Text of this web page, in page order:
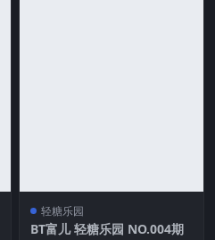
轻糖乐园
BT富儿 轻糖乐园 NO.004期